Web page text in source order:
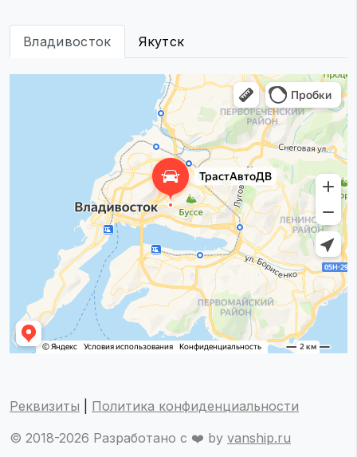
Владивосток Якутск
Реквизиты
Политика конфиденциальности
© 2018-2026 Разработано с ❤️ by vanship.ru